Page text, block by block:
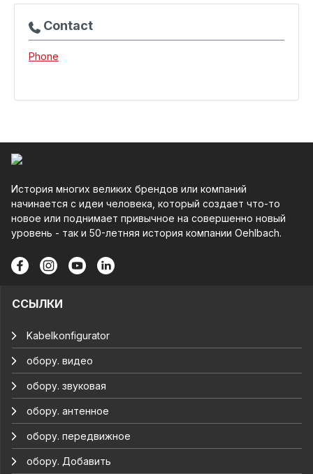
Contact
Phone
История многих великих брендов или компаний
начинается с идеи человека, который создает что-то
новое или поднимает привычное на совершенно новый
уровень - так и 50-летняя история компании Oehlbach.
ССЫЛКИ
Kabelkonfigurator
обору. видео
обору. звуковая
обору. антенное
обору. передвижное
обору. Добавить